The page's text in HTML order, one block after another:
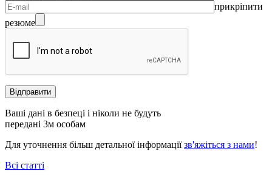
прикріпити
резюме
Ваші дані в безпеці і ніколи не будуть
передані 3м особам
Для уточнення більш детальної інформаціїзв'яжіться з нами!
Всі статті